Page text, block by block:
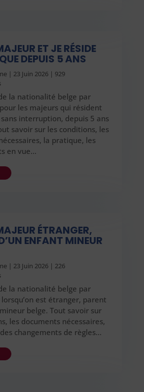
ET JE RÉSIDE
DEPUIS 5 ANS
| 23 Juin 2026| 929
la nationalité belge par
les majeurs qui résident
interruption, depuis 5 ans
savoir sur les conditions, les
la pratique, les
en vue…
ÉTRANGER,
ENFANT MINEUR
| 23 Juin 2026| 226
la nationalité belge par
est étranger, parent
belge. Tout savoir sur
les documents nécessaires,
changements de règles…